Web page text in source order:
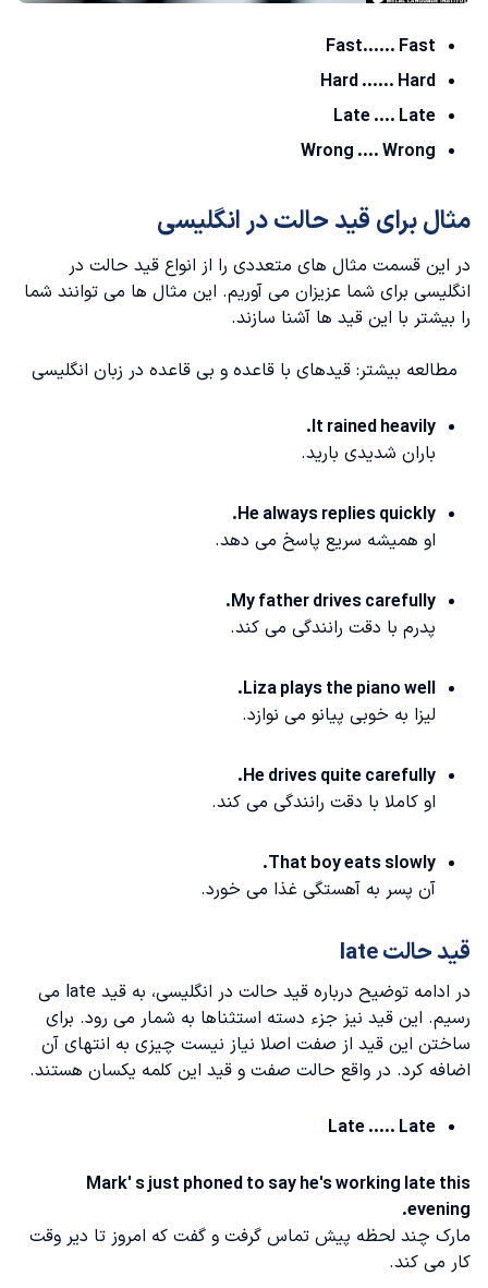
Fast...... Fast
Hard ...... Hard
Late .... Late
Wrong .... Wrong
مثال برای قید حالت در انگلیسی
در این قسمت مثال های متعددی را از انواع قید حالت در
انگلیسی برای شما عزیزان می آوریم. این مثال ها می توانند شما
را بیشتر با این قید ها آشنا سازند.
مطالعه بیشتر:قیدهای با قاعده و بی قاعده در زبان انگلیسی
It rained heavily.
باران شدیدی بارید.
He always replies quickly.
او همیشه سریع پاسخ می دهد.
My father drives carefully.
پدرم با دقت رانندگی می کند.
Liza plays the piano well.
لیزا به خوبی پیانو می نوازد.
He drives quite carefully.
او کاملا با دقت رانندگی می کند.
That boy eats slowly.
آن پسر به آهستگی غذا می خورد.
قید حالت late
در ادامه توضیح درباره قید حالت در انگلیسی، به قید late می
رسیم. این قید نیز جزء دسته استثناها به شمار می رود. برای
ساختن این قید از صفت اصلا نیاز نیست چیزی به انتهای آن
اضافه کرد. در واقع حالت صفت و قید این کلمه یکسان هستند.
Late ..... Late
Mark' s just phoned to say he's working late this
evening.
مارک چند لحظه پیش تماس گرفت و گفت که امروز تا دیر وقت
کار می کند.